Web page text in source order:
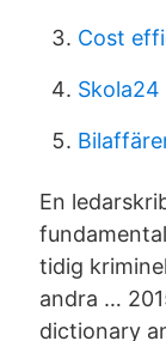
Cost
En
tidig
andra …
dictionary